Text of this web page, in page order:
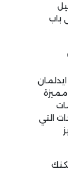
باب
التي